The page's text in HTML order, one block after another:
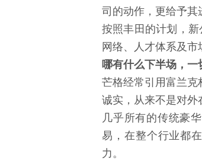
司的动作，更给予其
按照丰田的计划，
网络、人才体系及市
哪有什么下半场，一
芒格经常引用富兰克
诚实，从来不是对外
几乎所有的传统豪
易，在整个行业都
力。